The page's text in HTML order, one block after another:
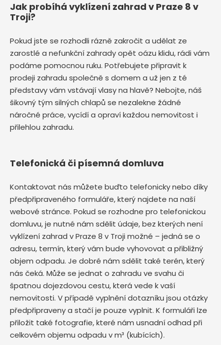
Jak probíhá vyklízení zahrad v Praze 8 v
Troji?
Pokud jste se rozhodli rázně zakročit a udělat ze
zarostlé a nefunkční zahrady opět oázu klidu, rádi vám
podáme pomocnou ruku. Potřebujete připravit k
prodeji zahradu společně s domem a už jen z té
představy vám vstávají vlasy na hlavě? Nebojte, náš
šikovný tým silných chlapů se nezalekne žádné
náročné práce, vycídí a opraví každou nemovitost i
přilehlou zahradu.
Telefonická či písemná domluva
Kontaktovat nás můžete buďto telefonicky nebo díky
předpřipraveného formuláře, který najdete na naší
webové stránce. Pokud se rozhodne pro telefonickou
domluvu, je nutné nám sdělit údaje, bez kterých není
vyklízení zahrad v Praze 8 v Troji možné – jedná se o
adresu, termín, který vám bude vyhovovat a přibližný
objem odpadu. Je dobré nám sdělit také terén, který
nás čeká. Může se jednat o zahradu ve svahu či
špatnou dojezdovou cestu, která vede k vaší
nemovitosti. V případě vyplnění dotazníku jsou otázky
předpřipraveny a stačí je pouze vyplnit. K formuláři lze
přiložit také fotografie, které nám usnadní odhad při
celkovém objemu odpadu v m³ (kubících).